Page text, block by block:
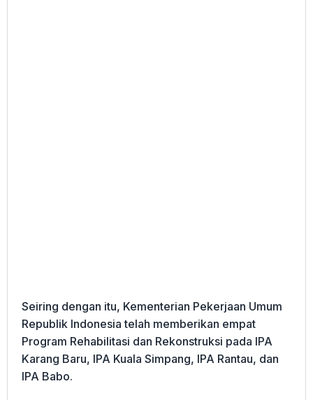
Seiring dengan itu, Kementerian Pekerjaan Umum
Republik Indonesia telah memberikan empat
Program Rehabilitasi dan Rekonstruksi pada IPA
Karang Baru, IPA Kuala Simpang, IPA Rantau, dan
IPA Babo.